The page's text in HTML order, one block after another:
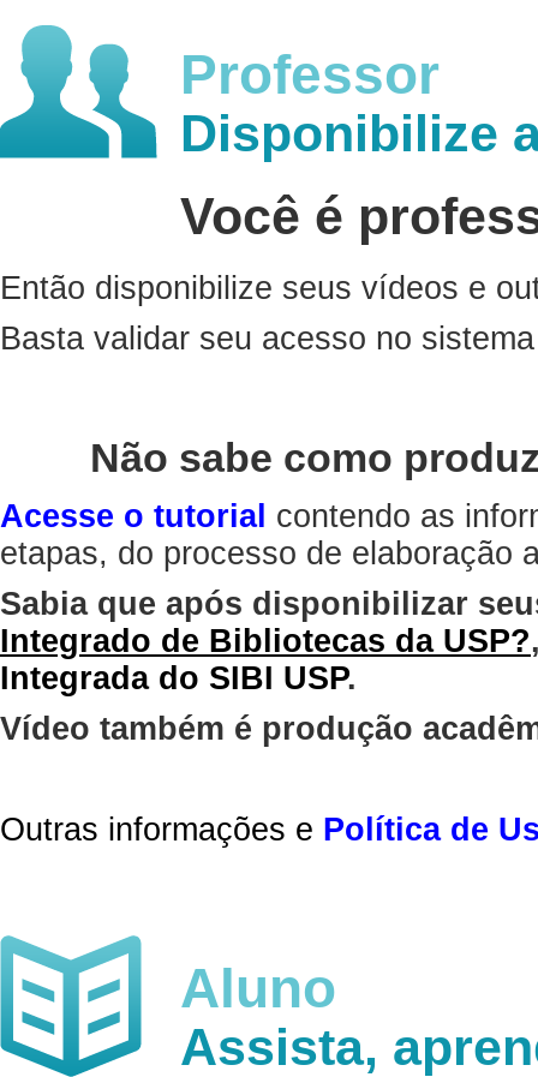
Professor
Disponibilize
Você é
Então disponibilize seus vídeos e
Basta validar seu acesso no
Não sabe como
Acesse o tutorial contendo as
etapas, do processo de elaboração
Sabia que após disponibilizar
Integrado de Bibliotecas da USP?
Integrada do SIBI USP.
Vídeo também é produção
Outras informações e Política de
Aluno
Assista,